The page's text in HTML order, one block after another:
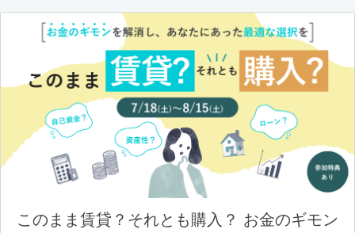
このまま賃貸？それとも購入？ お金のギモン